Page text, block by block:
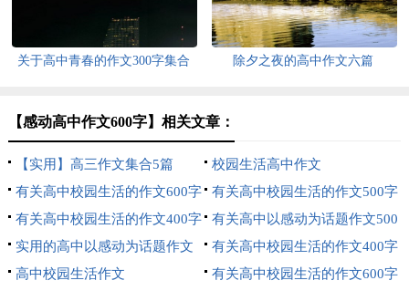
关于高中青春的作文300字集合
除夕之夜的高中作文六篇
【感动高中作文600字】相关文章：
【实用】高三作文集合5篇
校园生活高中作文
有关高中校园生活的作文600字
集合八篇
有关高中校园生活的作文500字
集合8篇
有关高中校园生活的作文400字
三篇
有关高中以感动为话题作文500
字4篇
实用的高中以感动为话题作文
500字汇总9篇
有关高中校园生活的作文400字
4篇
高中校园生活作文 有关高中校园生活的作文600字